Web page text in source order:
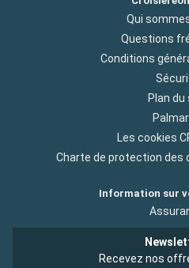
Qui
Questions
Conditions
Plan du
Les cookies
Charte de protection des
Information sur
Recevez nos